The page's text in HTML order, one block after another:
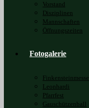
Vorstand
Disziplinen
Mannschaften
Öffnungszeiten
Fotogalerie
Finkensteinmesse
Leonhardi
Pfarrfest
Gauschützenball